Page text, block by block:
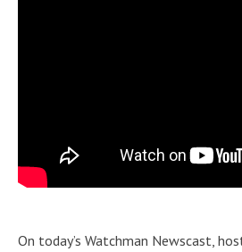
On today’s Watchman Newscast,